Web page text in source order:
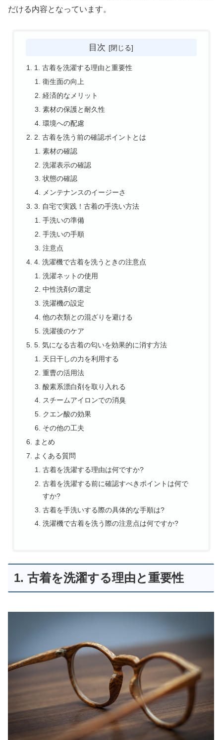
だける内容となっています。
目次
1. 古着を洗濯する理由と重要性
衛生面の向上
経済的なメリット
素材の保護と耐久性
環境への配慮
2. 古着を洗う前の確認ポイントとは
素材の確認
洗濯表示の確認
状態の確認
メンテナンスのイージーさ
3. 自宅で実践！古着の手洗い方法
手洗いの準備
手洗いの手順
注意点
4. 洗濯機で古着を洗うときの注意点
洗濯ネットの使用
中性洗剤の選定
洗濯機の設定
他の衣類との混ざりを避ける
洗濯後のケア
5. 気になる古着の匂いを効果的に消す方法
天日干しの力を利用する
重曹の活用法
酸素系漂白剤を取り入れる
スチームアイロンでの消臭
クエン酸の効果
その他の工夫
まとめ
よくある質問
古着を洗濯する理由は何ですか?
古着を洗濯する前に確認すべきポイントは何で
すか?
古着を手洗いする際の具体的な手順は?
洗濯機で古着を洗う際の注意点は何ですか?
1. 古着を洗濯する理由と重要性